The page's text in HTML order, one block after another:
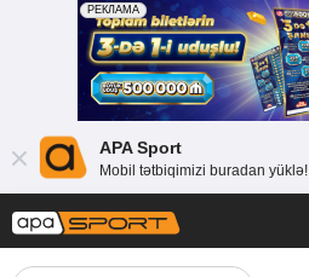
APA Sport
Mobil tətbiqimizi buradan yüklə!